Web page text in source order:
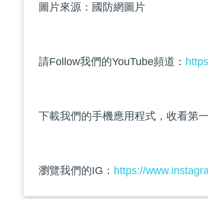
圖片來源：國防網圖片
請Follow我們的YouTube頻道：
下載我們的手機應用程式，收看第
瀏覽我們的IG： https://